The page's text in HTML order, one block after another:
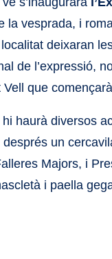
la vesprada, i
deixaran
de l’expressió,
Vell que
haurà diversos
després un
Majors, i
i paella